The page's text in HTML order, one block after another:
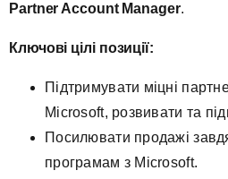
Partner Account Manager.
Ключові цілі позиції:
Підтримувати міцні
Microsoft, розвивати та
Посилювати продажі
програмам з Microsoft.